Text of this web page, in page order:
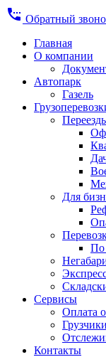
settings_phone Обратный
Главная
О компании
Автопарк
Газель
Для
По
Сервисы
Оплата
Грузчики
Контакты